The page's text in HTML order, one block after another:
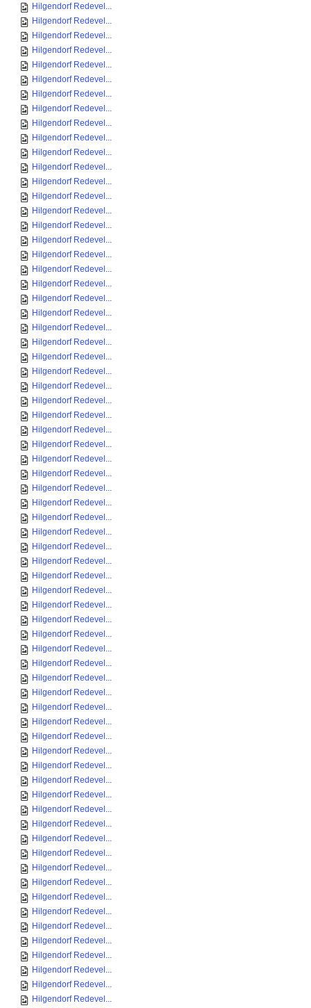
Hilgendorf Redevel...
Hilgendorf Redevel...
Hilgendorf Redevel...
Hilgendorf Redevel...
Hilgendorf Redevel...
Hilgendorf Redevel...
Hilgendorf Redevel...
Hilgendorf Redevel...
Hilgendorf Redevel...
Hilgendorf Redevel...
Hilgendorf Redevel...
Hilgendorf Redevel...
Hilgendorf Redevel...
Hilgendorf Redevel...
Hilgendorf Redevel...
Hilgendorf Redevel...
Hilgendorf Redevel...
Hilgendorf Redevel...
Hilgendorf Redevel...
Hilgendorf Redevel...
Hilgendorf Redevel...
Hilgendorf Redevel...
Hilgendorf Redevel...
Hilgendorf Redevel...
Hilgendorf Redevel...
Hilgendorf Redevel...
Hilgendorf Redevel...
Hilgendorf Redevel...
Hilgendorf Redevel...
Hilgendorf Redevel...
Hilgendorf Redevel...
Hilgendorf Redevel...
Hilgendorf Redevel...
Hilgendorf Redevel...
Hilgendorf Redevel...
Hilgendorf Redevel...
Hilgendorf Redevel...
Hilgendorf Redevel...
Hilgendorf Redevel...
Hilgendorf Redevel...
Hilgendorf Redevel...
Hilgendorf Redevel...
Hilgendorf Redevel...
Hilgendorf Redevel...
Hilgendorf Redevel...
Hilgendorf Redevel...
Hilgendorf Redevel...
Hilgendorf Redevel...
Hilgendorf Redevel...
Hilgendorf Redevel...
Hilgendorf Redevel...
Hilgendorf Redevel...
Hilgendorf Redevel...
Hilgendorf Redevel...
Hilgendorf Redevel...
Hilgendorf Redevel...
Hilgendorf Redevel...
Hilgendorf Redevel...
Hilgendorf Redevel...
Hilgendorf Redevel...
Hilgendorf Redevel...
Hilgendorf Redevel...
Hilgendorf Redevel...
Hilgendorf Redevel...
Hilgendorf Redevel...
Hilgendorf Redevel...
Hilgendorf Redevel...
Hilgendorf Redevel...
Hilgendorf Redevel...